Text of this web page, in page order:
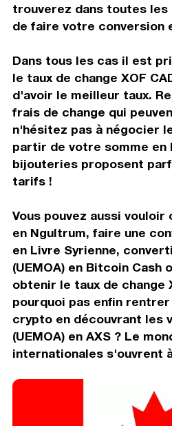
trouverez dans toutes les
de faire votre conversion
Dans tous les cas il est
le taux de change XOF
d'avoir le meilleur taux.
frais de change qui
n'hésitez pas à négocier
partir de votre somme en
bijouteries proposent
tarifs !
Vous pouvez aussi vouloir
en Ngultrum, faire une
en Livre Syrienne,
(UEMOA) en Bitcoin Cash
obtenir le taux de change
pourquoi pas enfin
crypto en découvrant les
(UEMOA) en AXS ? Le
internationales s'ouvrent